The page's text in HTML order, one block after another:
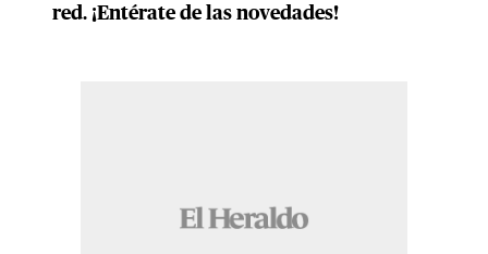
red. ¡Entérate de las novedades!